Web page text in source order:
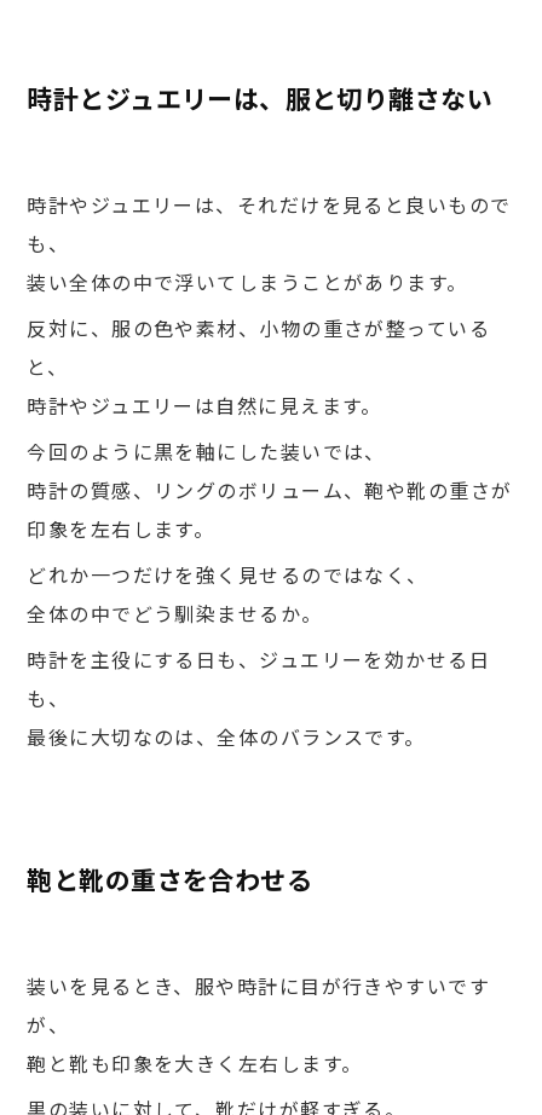
時計とジュエリーは、服と切り離さない
時計やジュエリーは、それだけを見ると良いもので
も、
装い全体の中で浮いてしまうことがあります。
反対に、服の色や素材、小物の重さが整っている
と、
時計やジュエリーは自然に見えます。
今回のように黒を軸にした装いでは、
時計の質感、リングのボリューム、鞄や靴の重さが
印象を左右します。
どれか一つだけを強く見せるのではなく、
全体の中でどう馴染ませるか。
時計を主役にする日も、ジュエリーを効かせる日
も、
最後に大切なのは、全体のバランスです。
鞄と靴の重さを合わせる
装いを見るとき、服や時計に目が行きやすいです
が、
鞄と靴も印象を大きく左右します。